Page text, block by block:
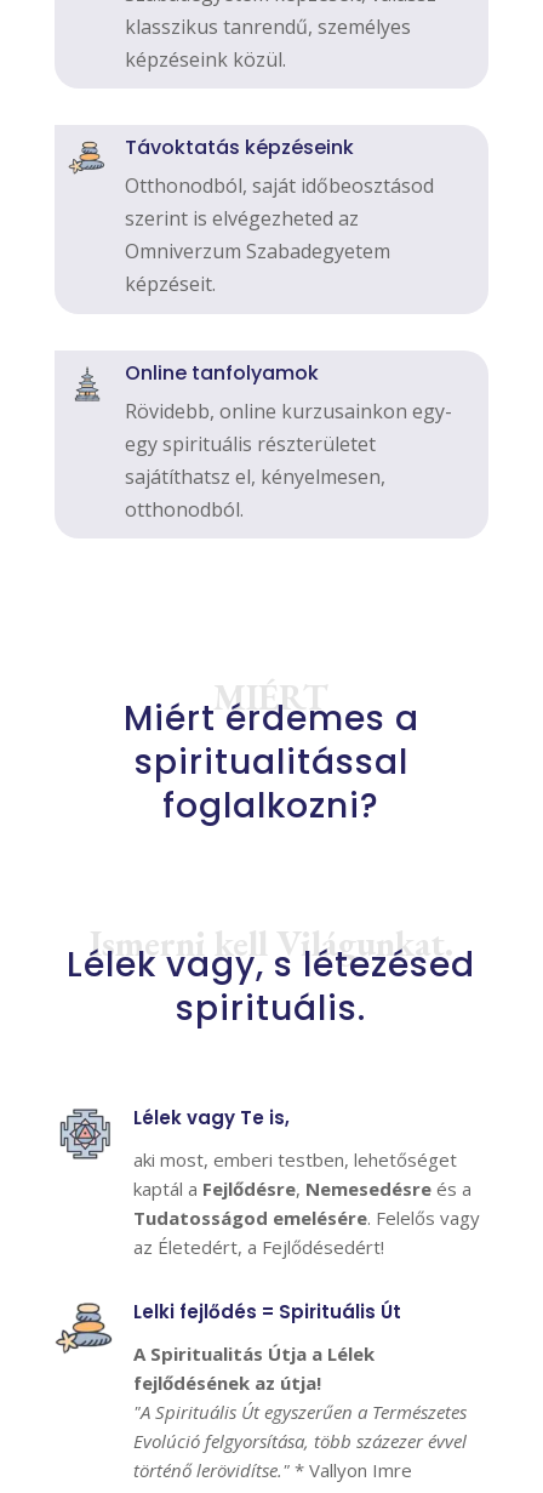
klasszikus tanrendű, személyes
képzéseink közül.
Távoktatás képzéseink
Otthonodból, saját időbeosztásod
szerint is elvégezheted az
Omniverzum Szabadegyetem
képzéseit.
Online tanfolyamok
Rövidebb, online kurzusainkon egy-
egy spirituális részterületet
sajátíthatsz el, kényelmesen,
otthonodból.
MIÉRT
Miért érdemes a
spiritualitással
foglalkozni?
Ismerni kell Világunkat.
Lélek vagy, s létezésed
spirituális.
Lélek vagy Te is,
aki most, emberi testben, lehetőséget
kaptál a Fejlődésre, Nemesedésreés a
Tudatosságod emelésére. Felelős vagy
az Életedért, a Fejlődésedért!
Lelki fejlődés = Spirituális Út
A Spiritualitás Útja a Lélek
fejlődésének az útja!
"A Spirituális Út egyszerűen a Természetes
Evolúció felgyorsítása, több százezer évvel
történő lerövidítse."* Vallyon Imre